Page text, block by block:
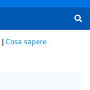
Cosa sapere